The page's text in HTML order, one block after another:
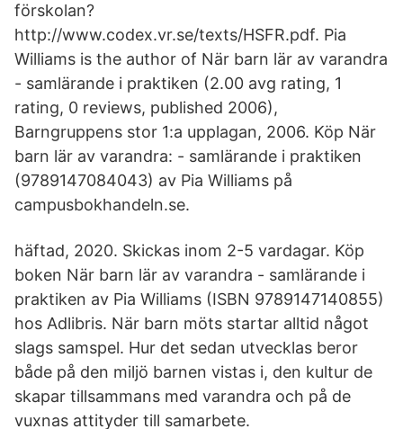
förskolan?
http://www.codex.vr.se/texts/HSFR.pdf. Pia
Williams is the author of När barn lär av varandra
- samlärande i praktiken (2.00 avg rating, 1
rating, 0 reviews, published 2006),
Barngruppens stor 1:a upplagan, 2006. Köp När
barn lär av varandra: - samlärande i praktiken
(9789147084043) av Pia Williams på
campusbokhandeln.se.
häftad, 2020. Skickas inom 2-5 vardagar. Köp
boken När barn lär av varandra - samlärande i
praktiken av Pia Williams (ISBN 9789147140855)
hos Adlibris. När barn möts startar alltid något
slags samspel. Hur det sedan utvecklas beror
både på den miljö barnen vistas i, den kultur de
skapar tillsammans med varandra och på de
vuxnas attityder till samarbete.